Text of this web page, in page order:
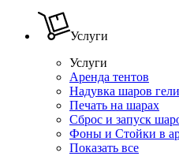
Услуги
Услуги
Аренда тентов
Надувка шаров
Печать на шарах
Сброс и запуск
Фоны и Стойки в
Показать все